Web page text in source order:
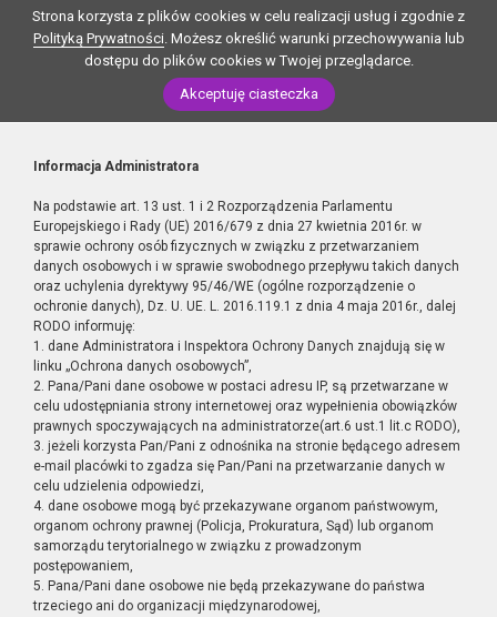
Strona korzysta z plików cookies w celu realizacji usług i zgodnie z
Polityką Prywatności. Możesz określić warunki przechowywania lub
dostępu do plików cookies w Twojej przeglądarce.
Akceptuję ciasteczka
Informacja Administratora
Na podstawie art. 13 ust. 1 i 2 Rozporządzenia Parlamentu
Europejskiego i Rady (UE) 2016/679 z dnia 27 kwietnia 2016r. w
sprawie ochrony osób fizycznych w związku z przetwarzaniem
danych osobowych i w sprawie swobodnego przepływu takich danych
oraz uchylenia dyrektywy 95/46/WE (ogólne rozporządzenie o
ochronie danych), Dz. U. UE. L. 2016.119.1 z dnia 4 maja 2016r., dalej
RODO informuję:
1. dane Administratora i Inspektora Ochrony Danych znajdują się w
linku „Ochrona danych osobowych”,
2. Pana/Pani dane osobowe w postaci adresu IP, są przetwarzane w
celu udostępniania strony internetowej oraz wypełnienia obowiązków
prawnych spoczywających na administratorze(art.6 ust.1 lit.c RODO),
3. jeżeli korzysta Pan/Pani z odnośnika na stronie będącego adresem
e-mail placówki to zgadza się Pan/Pani na przetwarzanie danych w
celu udzielenia odpowiedzi,
4. dane osobowe mogą być przekazywane organom państwowym,
organom ochrony prawnej (Policja, Prokuratura, Sąd) lub organom
samorządu terytorialnego w związku z prowadzonym
postępowaniem,
5. Pana/Pani dane osobowe nie będą przekazywane do państwa
trzeciego ani do organizacji międzynarodowej,